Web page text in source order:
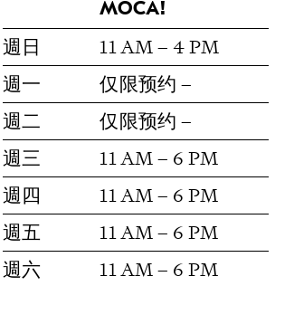
MOCA!
週日
11 AM – 4 PM
週一
仅限预约 –
週二
仅限预约 –
週三
11 AM – 6 PM
週四
11 AM – 6 PM
週五
11 AM – 6 PM
週六
11 AM – 6 PM